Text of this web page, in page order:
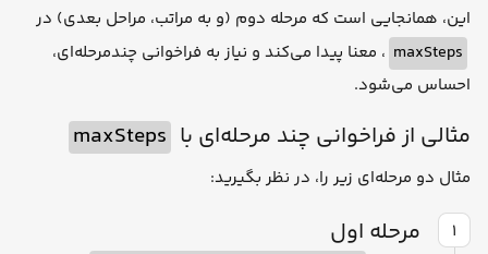
این، همانجایی است که مرحله دوم (و به مراتب، مراحل بعدی) در
maxSteps ، معنا پیدا می‌کند و نیاز به فراخوانی چندمرحله‌ای،
احساس می‌شود.
مثالی از فراخوانی چند مرحله‌ای با maxSteps
مثال دو مرحله‌ای زیر را، در نظر بگیرید:
۱ مرحله اول